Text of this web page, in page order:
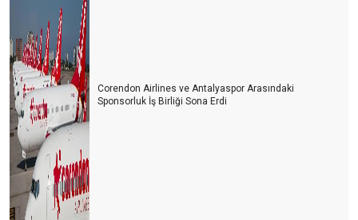
Corendon Airlines ve Antalyaspor Arasındaki
Sponsorluk İş Birliği Sona Erdi